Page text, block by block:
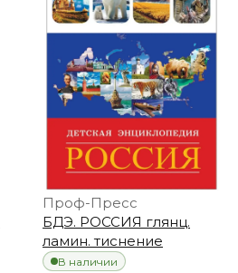
Проф-Пресс
БДЭ. РОССИЯ глянц.
ламин. тиснение
В наличии